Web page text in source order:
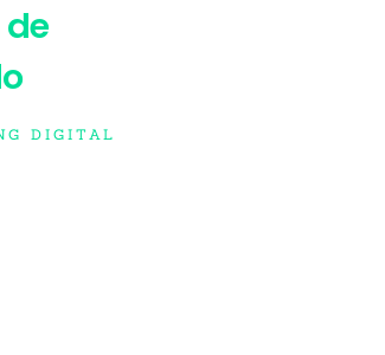
DIGITAL